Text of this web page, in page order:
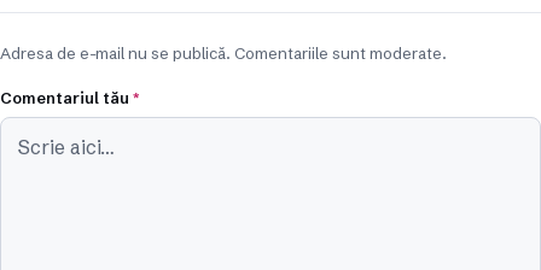
Adresa de e-mail nu se publică. Comentariile sunt moderate.
Comentariul tău *